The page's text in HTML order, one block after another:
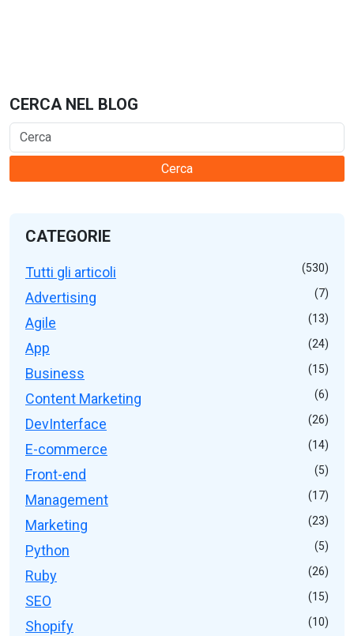
CERCA NEL BLOG
Cerca
CATEGORIE
Tutti gli articoli (530)
Advertising (7)
Agile (13)
App (24)
Business (15)
Content Marketing (6)
DevInterface (26)
E-commerce (14)
Front-end (5)
Management (17)
Marketing (23)
Python (5)
Ruby (26)
SEO (15)
Shopify (10)